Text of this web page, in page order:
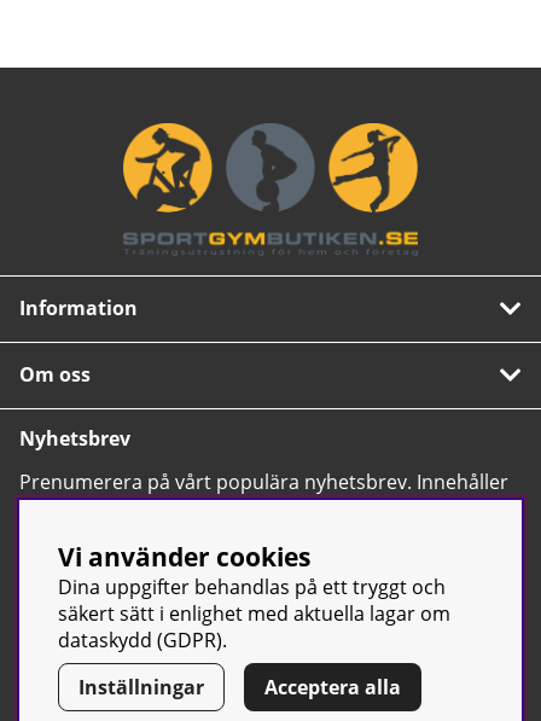
Information
Om oss
Nyhetsbrev
Prenumerera på vårt populära nyhetsbrev. Innehåller
tips, nyheter och våra allra bästa erbjudanden.
© Sport & Gym Butiken JTC AB | Kontakta oss| All rights reserved
| Org.nr: 556668-7058 | Tel: 0500-42 87 00
Vi använder cookies
Dina uppgifter behandlas på ett tryggt och
säkert sätt i enlighet med aktuella lagar om
dataskydd (GDPR).
Inställningar
Acceptera alla